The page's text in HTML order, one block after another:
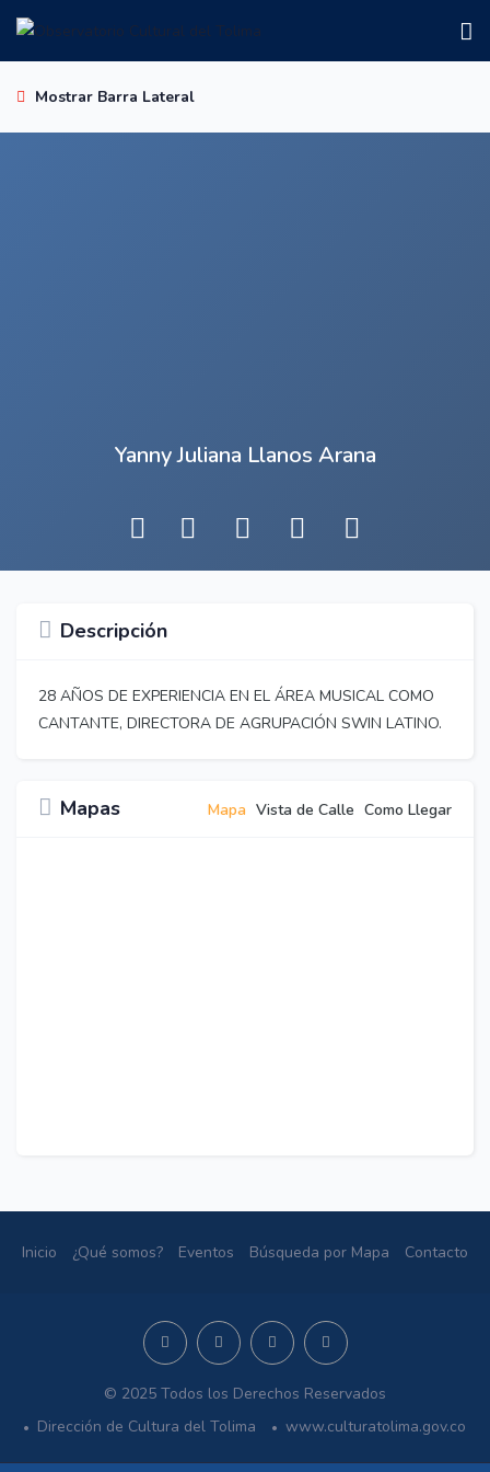
Mostrar Barra Lateral
Yanny Juliana Llanos Arana
Descripción
28 AÑOS DE EXPERIENCIA EN EL ÁREA MUSICAL COMO
CANTANTE, DIRECTORA DE AGRUPACIÓN SWIN LATINO.
Mapas Mapa Vista de Calle Como Llegar
Inicio ¿Qué somos? Eventos Búsqueda por Mapa Contacto
© 2025 Todos los Derechos Reservados
Dirección de Cultura del Tolima
www.culturatolima.gov.co